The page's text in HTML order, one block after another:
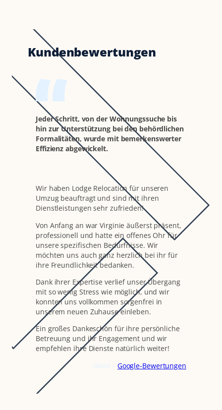
Kundenbewertungen
Jeder Schritt, von der Wohnungssuche bis
hin zur Unterstützung bei den behördlichen
Formalitäten, wurde mit bemerkenswerter
Effizienz abgewickelt.
Wir haben Lodge Relocation für unseren
Umzug beauftragt und sind mit ihren
Dienstleistungen sehr zufrieden!
Von Anfang an war Virginie äußerst präsent,
professionell und hatte ein offenes Ohr für
unsere spezifischen Bedürfnisse. Wir
möchten uns auch ganz herzlich bei ihr für
ihre Freundlichkeit bedanken.
Dank ihrer Expertise verlief unser Übergang
mit so wenig Stress wie möglich, und wir
konnten uns vollkommen sorgenfrei in
unserem neuen Zuhause einleben.
Ein großes Dankeschön für ihre persönliche
Betreuung und ihr Engagement und wir
empfehlen ihre Dienste natürlich weiter!
David – Google-Bewertungen